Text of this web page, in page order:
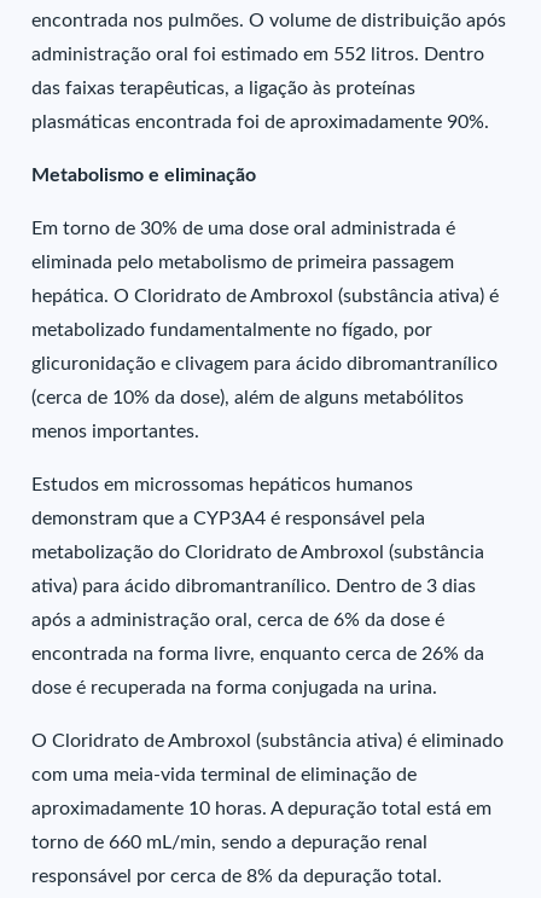
encontrada nos pulmões. O volume de distribuição após
administração oral foi estimado em 552 litros. Dentro
das faixas terapêuticas, a ligação às proteínas
plasmáticas encontrada foi de aproximadamente 90%.
Metabolismo e eliminação
Em torno de 30% de uma dose oral administrada é
eliminada pelo metabolismo de primeira passagem
hepática. O Cloridrato de Ambroxol (substância ativa) é
metabolizado fundamentalmente no fígado, por
glicuronidação e clivagem para ácido dibromantranílico
(cerca de 10% da dose), além de alguns metabólitos
menos importantes.
Estudos em microssomas hepáticos humanos
demonstram que a CYP3A4 é responsável pela
metabolização do Cloridrato de Ambroxol (substância
ativa) para ácido dibromantranílico. Dentro de 3 dias
após a administração oral, cerca de 6% da dose é
encontrada na forma livre, enquanto cerca de 26% da
dose é recuperada na forma conjugada na urina.
O Cloridrato de Ambroxol (substância ativa) é eliminado
com uma meia-vida terminal de eliminação de
aproximadamente 10 horas. A depuração total está em
torno de 660 mL/min, sendo a depuração renal
responsável por cerca de 8% da depuração total.